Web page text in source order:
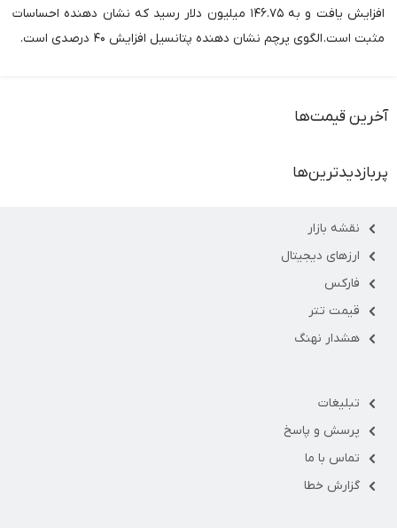
افزایش یافت و به ۱۴۶.۷۵ میلیون دلار رسید که نشان دهنده احساسات
مثبت است. الگوی پرچم نشان دهنده پتانسیل افزایش ۴۰ درصدی است.
آخرین قیمت‌ها
پربازدیدترین‌ها
نقشه بازار
ارزهای دیجیتال
فارکس
قیمت تتر
هشدار نهنگ
تبلیغات
پرسش و پاسخ
تماس با ما
گزارش خطا